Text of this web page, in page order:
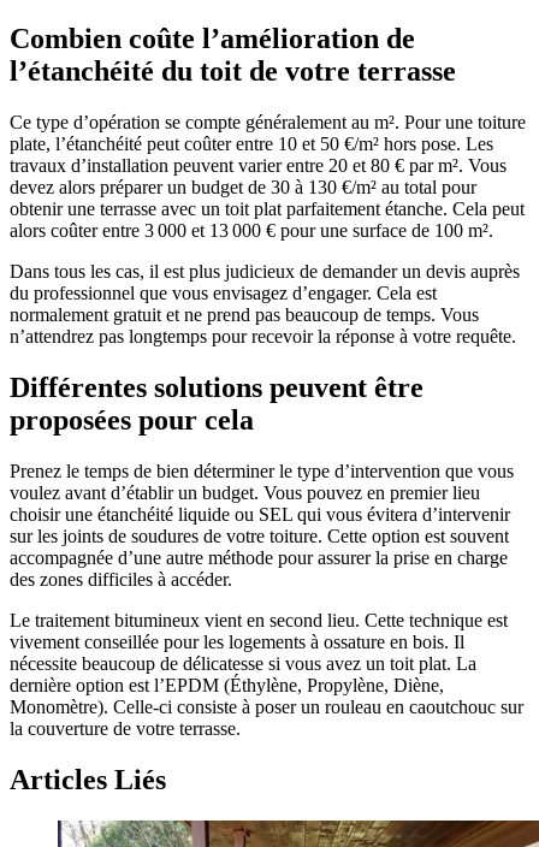
Combien coûte l’amélioration de
l’étanchéité du toit de votre terrasse
Ce type d’opération se compte généralement au m². Pour une toiture
plate, l’étanchéité peut coûter entre 10 et 50 €/m² hors pose. Les
travaux d’installation peuvent varier entre 20 et 80 € par m². Vous
devez alors préparer un budget de 30 à 130 €/m² au total pour
obtenir une terrasse avec un toit plat parfaitement étanche. Cela peut
alors coûter entre 3 000 et 13 000 € pour une surface de 100 m².
Dans tous les cas, il est plus judicieux de demander un devis auprès
du professionnel que vous envisagez d’engager. Cela est
normalement gratuit et ne prend pas beaucoup de temps. Vous
n’attendrez pas longtemps pour recevoir la réponse à votre requête.
Différentes solutions peuvent être
proposées pour cela
Prenez le temps de bien déterminer le type d’intervention que vous
voulez avant d’établir un budget. Vous pouvez en premier lieu
choisir une étanchéité liquide ou SEL qui vous évitera d’intervenir
sur les joints de soudures de votre toiture. Cette option est souvent
accompagnée d’une autre méthode pour assurer la prise en charge
des zones difficiles à accéder.
Le traitement bitumineux vient en second lieu. Cette technique est
vivement conseillée pour les logements à ossature en bois. Il
nécessite beaucoup de délicatesse si vous avez un toit plat. La
dernière option est l’EPDM (Éthylène, Propylène, Diène,
Monomètre). Celle-ci consiste à poser un rouleau en caoutchouc sur
la couverture de votre terrasse.
Articles Liés